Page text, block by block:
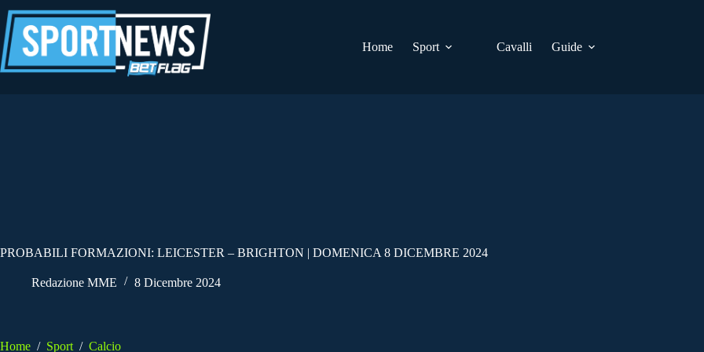
al
contenuto
Home
Sport Cavalli Guide
PROBABILI FORMAZIONI: LEICESTER – BRIGHTON | DOMENICA 8 DICEMBRE 2024
Redazione MME 8 Dicembre 2024
Home / Sport / Calcio